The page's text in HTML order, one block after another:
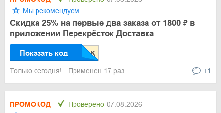
Мы рекомендуем
Скидка 25% на первые два заказа от 1800 ₽ в
приложении Перекрёсток Доставка
Показать код
Только сегодня! Применен 17 раз +1
ПРОМОКОД Проверено 07.08.2026